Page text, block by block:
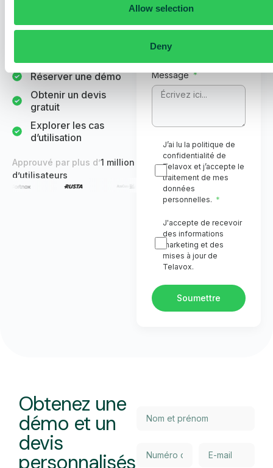
Allow selection
Deny
experts vous guident à
personnalisé.
Réserver une démo
Obtenir un devis
gratuit
Explorer les cas
d’utilisation
Approuvé par plus d’1 million
d’utilisateurs
Message
J’ai lu la politique de
confidentialité de
Telavox et j’accepte le
traitement de mes
données
personnelles.
J'accepte de recevoir
des informations
marketing et des
mises à jour de
Telavox.
Soumettre
Obtenez une
démo et un
devis
personnalisés